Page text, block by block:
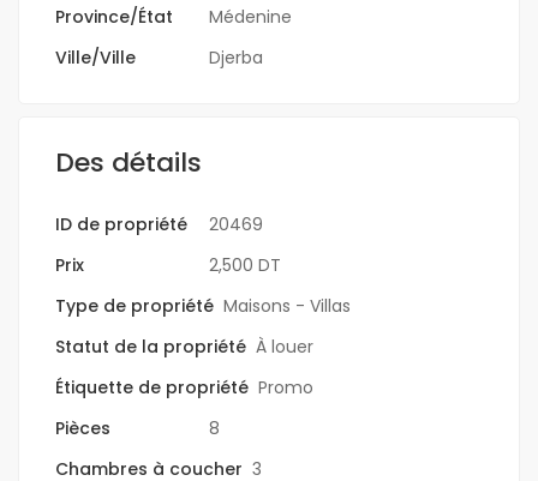
Province/État
Médenine
Ville/Ville
Djerba
Des détails
ID de propriété
20469
Prix
2,500 DT
Type de propriété Maisons - Villas
Statut de la propriété À louer
Étiquette de propriété Promo
Pièces
8
Chambres à coucher 3